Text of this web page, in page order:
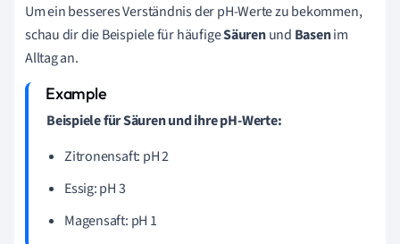
Um ein besseres Verständnis der pH-Werte zu bekommen,
schau dir die Beispiele für häufigeSäurenund Basenim
Alltag an.
Beispiele für Säuren und ihre pH-Werte:
Zitronensaft: pH 2
Essig: pH 3
Magensaft: pH 1